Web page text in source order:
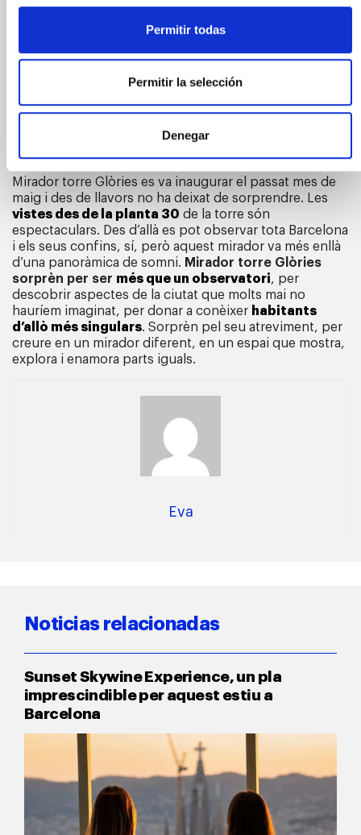
Permitir todas
Permitir la selección
Denegar
reconeixement que converteix aquest observatori tan
una de les set millors atraccions
guardó de Tiqetsel nou mirador de Barcelona entra a
la llista de les millors experiències culturals del món
al costat del Duomo de Milà, el Rijksmuseum, el Louvre
d’Abu Dhabi o el castell de Windsor, entre altres llocs
Mirador torre Glòries es va inaugurar el passat mes de
maig i des de llavors no ha deixat de sorprendre. Les
vistes des de la planta 30 de la torre són
espectaculars. Des d’allà es pot observar tota Barcelona
i els seus confins, sí, però aquest mirador va més enllà
d’una panoràmica de somni. Mirador torre Glòries
sorprèn per ser més que un observatori, per
descobrir aspectes de la ciutat que molts mai no
hauríem imaginat, per donar a conèixer habitants
d’allò més singulars. Sorprèn pel seu atreviment, per
creure en un mirador diferent, en un espai que mostra,
explora i enamora parts iguals.
Eva
Noticias relacionadas
Sunset Skywine Experience, un pla
imprescindible per aquest estiu a
Barcelona